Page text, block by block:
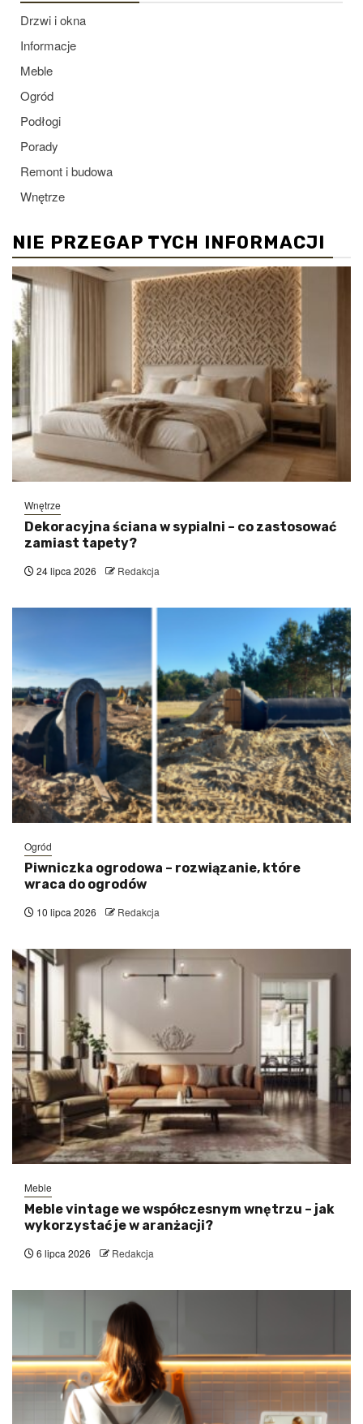
Drzwi i okna
Informacje
Meble
Ogród
Podłogi
Porady
Remont i budowa
Wnętrze
NIE PRZEGAP TYCH INFORMACJI
Wnętrze
Dekoracyjna ściana w sypialni – co zastosować
zamiast tapety?
24 lipca 2026 Redakcja
Ogród
Piwniczka ogrodowa – rozwiązanie, które
wraca do ogrodów
10 lipca 2026 Redakcja
Meble
Meble vintage we współczesnym wnętrzu – jak
wykorzystać je w aranżacji?
6 lipca 2026 Redakcja